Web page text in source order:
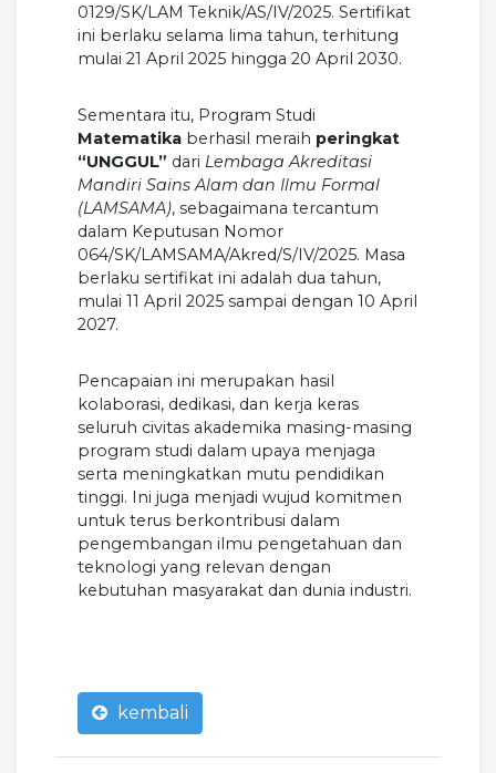
0129/SK/LAM Teknik/AS/IV/2025. Sertifikat
ini berlaku selama lima tahun, terhitung
mulai 21 April 2025 hingga 20 April 2030.
Sementara itu, Program Studi
Matematika berhasil meraih peringkat
“UNGGUL” dari Lembaga Akreditasi
Mandiri Sains Alam dan Ilmu Formal
(LAMSAMA), sebagaimana tercantum
dalam Keputusan Nomor
064/SK/LAMSAMA/Akred/S/IV/2025. Masa
berlaku sertifikat ini adalah dua tahun,
mulai 11 April 2025 sampai dengan 10 April
2027.
Pencapaian ini merupakan hasil
kolaborasi, dedikasi, dan kerja keras
seluruh civitas akademika masing-masing
program studi dalam upaya menjaga
serta meningkatkan mutu pendidikan
tinggi. Ini juga menjadi wujud komitmen
untuk terus berkontribusi dalam
pengembangan ilmu pengetahuan dan
teknologi yang relevan dengan
kebutuhan masyarakat dan dunia industri.
kembali